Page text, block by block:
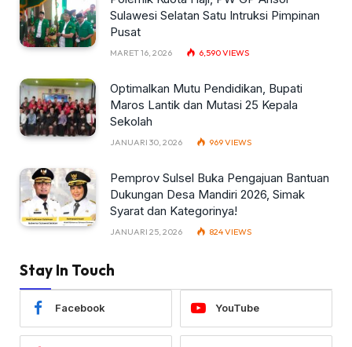
Sulawesi Selatan Satu Intruksi Pimpinan
Pusat
MARET 16, 2026 6,590VIEWS
Optimalkan Mutu Pendidikan, Bupati
Maros Lantik dan Mutasi 25 Kepala
Sekolah
JANUARI 30, 2026 969VIEWS
Pemprov Sulsel Buka Pengajuan Bantuan
Dukungan Desa Mandiri 2026, Simak
Syarat dan Kategorinya!
JANUARI 25, 2026 824VIEWS
Stay In Touch
Facebook YouTube